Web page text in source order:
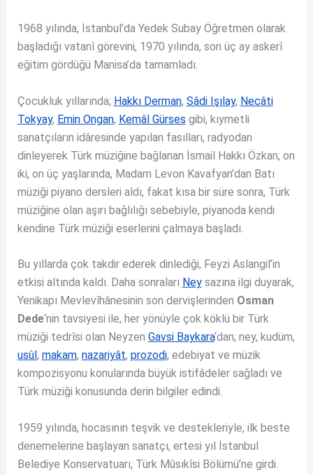
1968 yılında, İstanbul’da Yedek Subay Öğretmen olarak
başladığı vatanî görevini, 1970 yılında, son üç ay askerî
eğitim gördüğü Manisa’da tamamladı.
Çocukluk yıllarında; Hakkı Derman, Sâdi Işılay, Necâti
Tokyay, Emin Ongan, Kemâl Gürses gibi, kıymetli
sanatçıların idâresinde yapılan fasılları, radyodan
dinleyerek Türk müziğine bağlanan İsmail Hakkı Özkan; on
iki, on üç yaşlarında, Madam Levon Kavafyan’dan Batı
müziği piyano dersleri aldı, fakat kısa bir süre sonra, Türk
müziğine olan aşırı bağlılığı sebebiyle, piyanoda kendi
kendine Türk müziği eserlerini çalmaya başladı.
Bu yıllarda çok takdir ederek dinlediği, Feyzi Aslangil’in
etkisi altında kaldı. Daha sonraları Neysazına ilgi duyarak,
Yenikapı Mevlevîhânesinin son dervişlerinden Osman
Dede‘nin tavsiyesi ile, her yönüyle çok köklü bir Türk
müziği tedrîsi olan Neyzen Gavsi Baykara‘dan; ney, kudüm,
usûl , makam, nazariyât, prozodi, edebiyat ve müzik
kompozisyonu konularında büyük istifâdeler sağladı ve
Türk müziği konusunda derin bilgiler edindi.
1959 yılında, hocasının teşvik ve destekleriyle, ilk beste
denemelerine başlayan sanatçı, ertesi yıl İstanbul
Belediye Konservatuarı, Türk Mûsıkîsi Bölümü’ne girdi.